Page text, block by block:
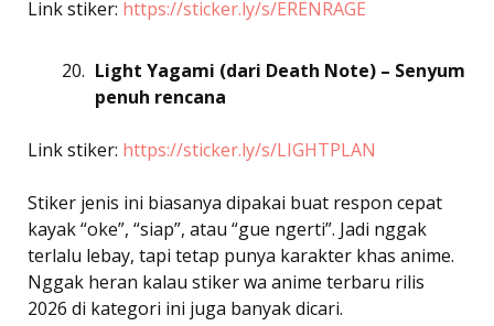
Link stiker: https://sticker.ly/s/ERENRAGE
Light Yagami (dari Death Note) – Senyum
penuh rencana
Link stiker: https://sticker.ly/s/LIGHTPLAN
Stiker jenis ini biasanya dipakai buat respon cepat
kayak “oke”, “siap”, atau “gue ngerti”. Jadi nggak
terlalu lebay, tapi tetap punya karakter khas anime.
Nggak heran kalau stiker wa anime terbaru rilis
2026 di kategori ini juga banyak dicari.